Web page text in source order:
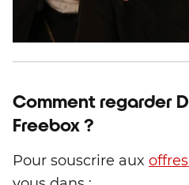
Comment regarder
Freebox ?
Pour souscrire aux